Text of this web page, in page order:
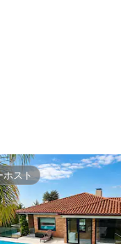
つ星の平均評価
ホスト
スト